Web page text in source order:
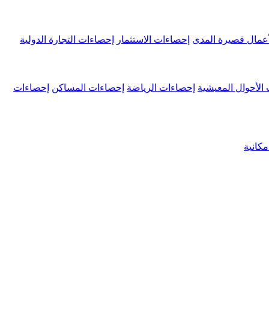
قصيرة المدى إحصاءات الاستثمار إحصاءات التجارة الدولية
الأحوال المعيشية إحصاءات الرياضة إحصاءات المساكن إحصاءات